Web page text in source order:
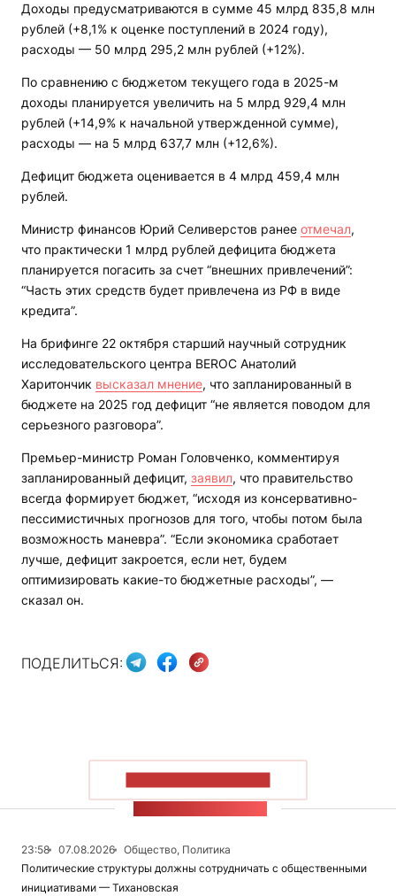
Доходы предусматриваются в сумме 45 млрд 835,8 млн
рублей (+8,1% к оценке поступлений в 2024 году),
расходы — 50 млрд 295,2 млн рублей (+12%).
По сравнению с бюджетом текущего года в 2025-м
доходы планируется увеличить на 5 млрд 929,4 млн
рублей (+14,9% к начальной утвержденной сумме),
расходы — на 5 млрд 637,7 млн (+12,6%).
Дефицит бюджета оценивается в 4 млрд 459,4 млн
рублей.
Министр финансов Юрий Селиверстов ранее отмечал,
что практически 1 млрд рублей дефицита бюджета
планируется погасить за счет “внешних привлечений”:
“Часть этих средств будет привлечена из РФ в виде
кредита”.
На брифинге 22 октября старший научный сотрудник
исследовательского центра BEROC Анатолий
Харитончик высказал мнение, что запланированный в
бюджете на 2025 год дефицит “не является поводом для
серьезного разговора”.
Премьер-министр Роман Головченко, комментируя
запланированный дефицит, заявил, что правительство
всегда формирует бюджет, “исходя из консервативно-
пессимистичных прогнозов для того, чтобы потом была
возможность маневра”. “Если экономика сработает
лучше, дефицит закроется, если нет, будем
оптимизировать какие-то бюджетные расходы”, —
сказал он.
ПОДЕЛИТЬСЯ:
23:58 07.08.2026
Общество, Политика
Политические структуры должны сотрудничать с общественными
инициативами — Тихановская